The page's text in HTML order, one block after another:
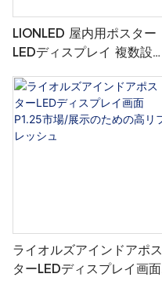
LIONLED 屋内用ポスター
LEDディスプレイ 複数設置
ター用
ライオルズアインドアポス
ターLEDディスプレイ画面